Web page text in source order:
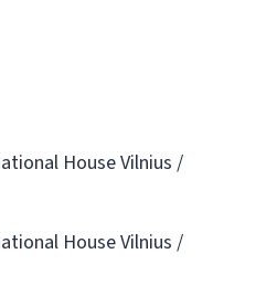
House Vilnius /
House Vilnius /